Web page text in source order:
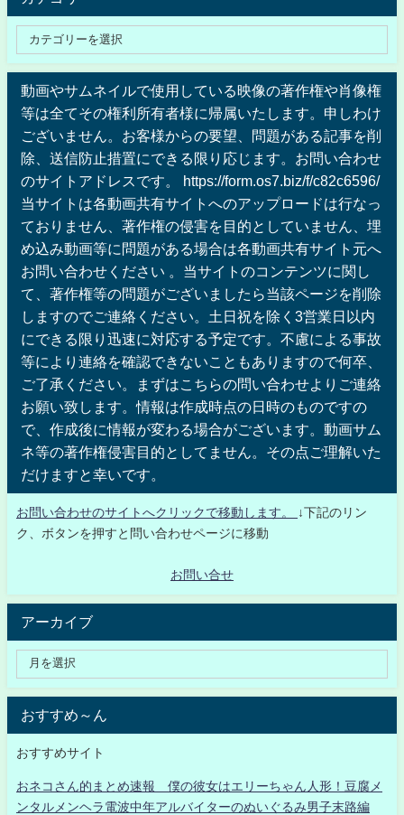
動画やサムネイルで使用している映像の著作権や肖像権
等は全てその権利所有者様に帰属いたします。申しわけ
ございません。お客様からの要望、問題がある記事を削
除、送信防止措置にできる限り応じます。お問い合わせ
のサイトアドレスです。 https://form.os7.biz/f/c82c6596/
当サイトは各動画共有サイトへのアップロードは行なっ
ておりません、著作権の侵害を目的としていません、埋
め込み動画等に問題がある場合は各動画共有サイト元へ
お問い合わせください 。当サイトのコンテンツに関し
て、著作権等の問題がございましたら当該ページを削除
しますのでご連絡ください。土日祝を除く3営業日以内
にできる限り迅速に対応する予定です。不慮による事故
等により連絡を確認できないこともありますので何卒、
ご了承ください。まずはこちらの問い合わせよりご連絡
お願い致します。情報は作成時点の日時のものですの
で、作成後に情報が変わる場合がございます。動画サム
ネ等の著作権侵害目的としてません。その点ご理解いた
だけますと幸いです。
お問い合わせのサイトへクリックで移動します。
↓下記のリン
ク、ボタンを押すと問い合わせページに移動
お問い合せ
アーカイブ
おすすめ～ん
おすすめサイト
おネコさん的まとめ速報 僕の彼女はエリーちゃん人形！豆腐メ
ンタルメンヘラ電波中年アルバイターのぬいぐるみ男子末路編